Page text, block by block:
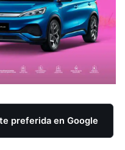
preferida en Google